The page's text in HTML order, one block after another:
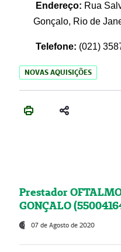
Endereço: Rua
Gonçalo, Rio de
Telefone: (021)
NOVAS AQUISIÇÕES
Prestador
GONÇALO
07 de Agosto de 2020